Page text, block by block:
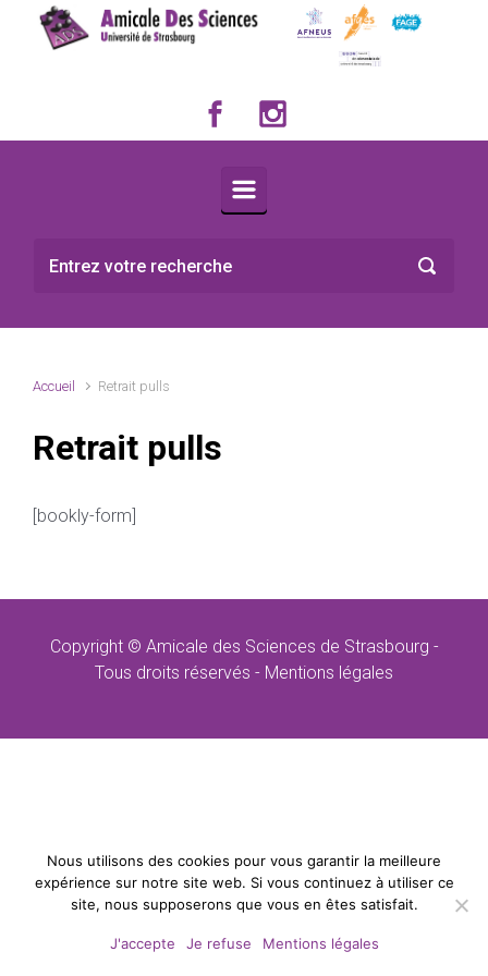
Skip to main content
Accueil Retrait pulls
Retrait pulls
[bookly-form]
Copyright © Amicale des Sciences de Strasbourg -
Tous droits réservés - Mentions légales
Nous utilisons des cookies pour vous garantir la meilleure
expérience sur notre site web. Si vous continuez à utiliser ce
site, nous supposerons que vous en êtes satisfait.
J'accepte Je refuse Mentions légales